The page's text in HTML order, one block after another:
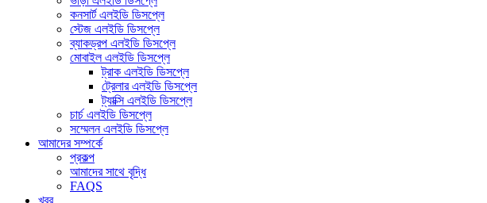
কনসার্ট এলইডি ডিসপ্লে
স্টেজ এলইডি ডিসপ্লে
ব্যাকড্রপ এলইডি ডিসপ্লে
মোবাইল এলইডি ডিসপ্লে
ট্রাক এলইডি ডিসপ্লে
ট্রেলার এলইডি ডিসপ্লে
ট্যাক্সি এলইডি ডিসপ্লে
চার্চ এলইডি ডিসপ্লে
সম্মেলন এলইডি ডিসপ্লে
আমাদের সম্পর্কে
প্রকল্প
আমাদের সাথে বৃদ্ধি
FAQS
খবর